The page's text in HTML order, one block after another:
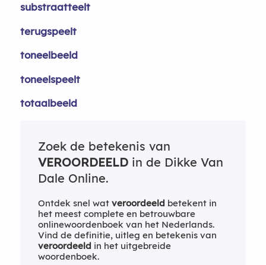
substraatteelt
terugspeelt
toneelbeeld
toneelspeelt
totaalbeeld
Zoek de betekenis van
VEROORDEELDin de Dikke Van
Dale Online.
Ontdek snel wat veroordeeld betekent in
het meest complete en betrouwbare
onlinewoordenboek van het Nederlands.
Vind de definitie, uitleg en betekenis van
veroordeeld in het uitgebreide
woordenboek.